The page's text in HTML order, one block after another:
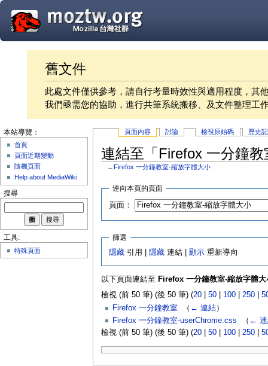
舊文件
此處文件僅供參考，請自行考量時效性與適用程度，其
我們亟需您的協助，進行共筆系統搬移、及文件整理工
頁面內容 討論 檢視原始碼 歷史
連結至「Firefox 一分鐘
← Firefox 一分鐘教室-縮放字體大小
連向本頁的頁面
頁面：
篩選
隱藏 引用 | 隱藏 連結 |顯示 重新導向
以下頁面連結至 Firefox 一分鐘教室-縮放字體大
檢視 (前 50 筆) (後 50 筆) (20| 50| 100| 250|
Firefox 一分鐘教室‎ （ ← 連結）
Firefox 一分鐘教室-userChrome.css
（ ← 連
檢視 (前 50 筆) (後 50 筆) (20| 50| 100| 250|
本站導覽：
首頁
頁面近期變動
隨機頁面
Help about MediaWiki
搜尋
工具:
特殊頁面